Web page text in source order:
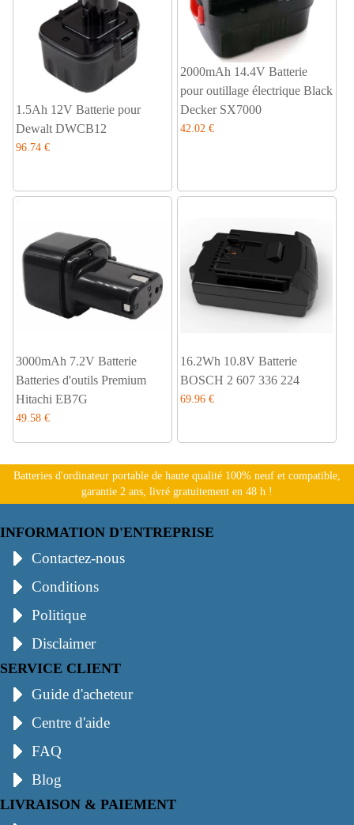
1.5Ah 12V Batterie pour
Dewalt DWCB12
96.74 €
2000mAh 14.4V Batterie
pour outillage électrique Black
Decker SX7000
42.02 €
3000mAh 7.2V Batterie
Batteries d'outils Premium
Hitachi EB7G
49.58 €
16.2Wh 10.8V Batterie
BOSCH 2 607 336 224
69.96 €
Batteries d'ordinateur portable de haute qualité 100% neuf et compatible,
garantie 2 ans, livré gratuitement en 48 h !
INFORMATION D'ENTREPRISE
Contactez-nous
Conditions
Politique
Disclaimer
SERVICE CLIENT
Guide d'acheteur
Centre d'aide
FAQ
Blog
LIVRAISON & PAIEMENT